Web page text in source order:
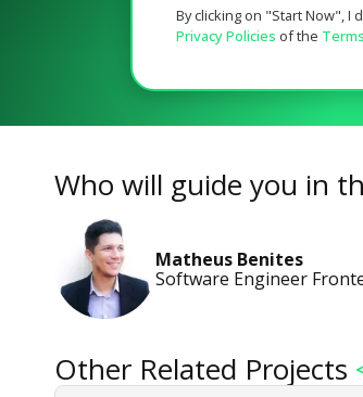
By clicking on "Start Now", I
Privacy Policies of the
Who will guide you in
Matheus Benites
Software Engineer
Other Related Projects